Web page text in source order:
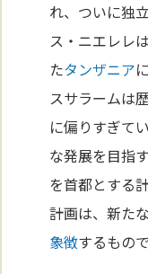
れ、ついに独
ス・ニエレレ
たタンザニア
スサラームは
に偏りすぎて
な発展を目指
を首都とする
計画は、新たな
象徴するもの